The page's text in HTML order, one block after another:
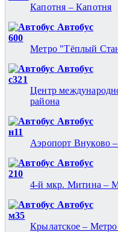
Капотня – Капотня
Автобус
600
Метро "Тёплый
Автобус
с321
Центр
района
Автобус
н11
Аэропорт Внуково
Автобус
210
4-й мкр. Митина –
Автобус
м35
Крылатское –